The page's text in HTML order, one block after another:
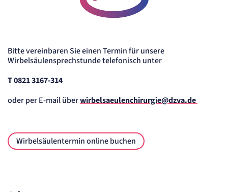
Bitte vereinbaren Sie einen Termin für unsere
Wirbelsäulensprechstunde telefonisch unter
T 0821 3167-314
oder per E-mail überwirbelsaeulenchirurgie@dzva.de
Wirbelsäulentermin online buchen